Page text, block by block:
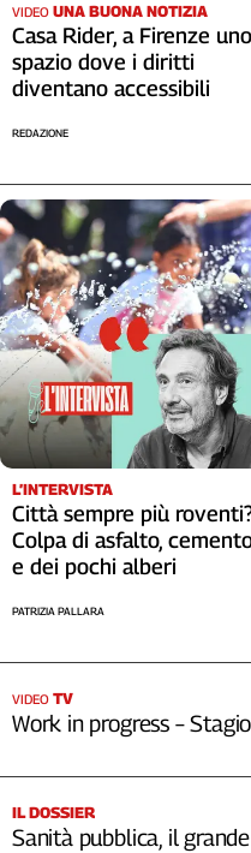
VIDEO UNA BUONA NOTIZIA
Casa Rider, a Firenze uno
spazio dove i diritti
diventano accessibili
REDAZIONE
L’INTERVISTA
Città sempre più
Colpa di asfalto,
e dei pochi alberi
PATRIZIA PALLARA
VIDEO TV
Work in progress –
IL DOSSIER
Sanità pubblica, il